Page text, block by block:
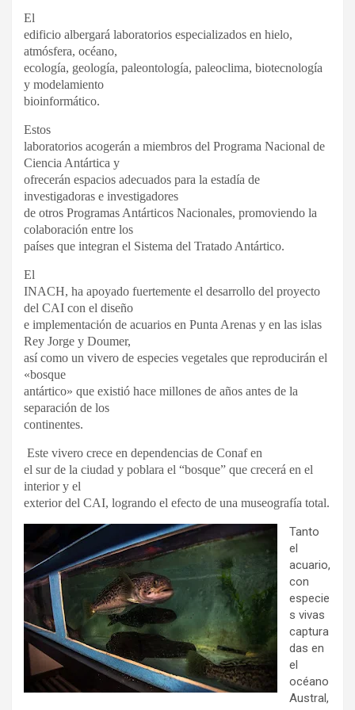
El
edificio albergará laboratorios especializados en hielo,
atmósfera, océano,
ecología, geología, paleontología, paleoclima, biotecnología
y modelamiento
bioinformático.
Estos
laboratorios acogerán a miembros del Programa Nacional de
Ciencia Antártica y
ofrecerán espacios adecuados para la estadía de
investigadoras e investigadores
de otros Programas Antárticos Nacionales, promoviendo la
colaboración entre los
países que integran el Sistema del Tratado Antártico.
El
INACH, ha apoyado fuertemente el desarrollo del proyecto
del CAI con el diseño
e implementación de acuarios en Punta Arenas y en las islas
Rey Jorge y Doumer,
así como un vivero de especies vegetales que reproducirán el
«bosque
antártico» que existió hace millones de años antes de la
separación de los
continentes.
Este vivero crece en dependencias de Conaf en
el sur de la ciudad y poblara el “bosque” que crecerá en el
interior y el
exterior del CAI, logrando el efecto de una museografía total.
Tanto
el
acuario,
con
especie
s vivas
captura
das en
el
océano
Austral,